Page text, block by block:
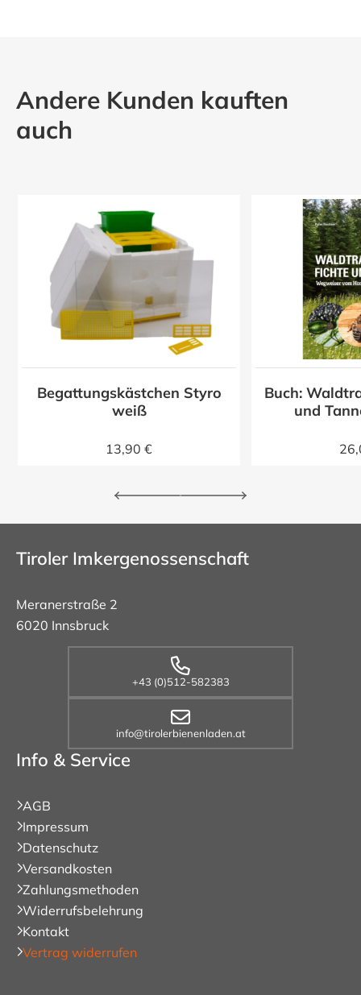
Andere Kunden kauften
auch
Begattungskästchen Styro
weiß
13,90 €
Buch:
und
Tiroler Imkergenossenschaft
Meranerstraße 2
6020 Innsbruck
+43 (0)512-582383
info@tirolerbienenladen.at
Info & Service
AGB
Impressum
Datenschutz
Versandkosten
Zahlungsmethoden
Widerrufsbelehrung
Kontakt
Vertrag widerrufen